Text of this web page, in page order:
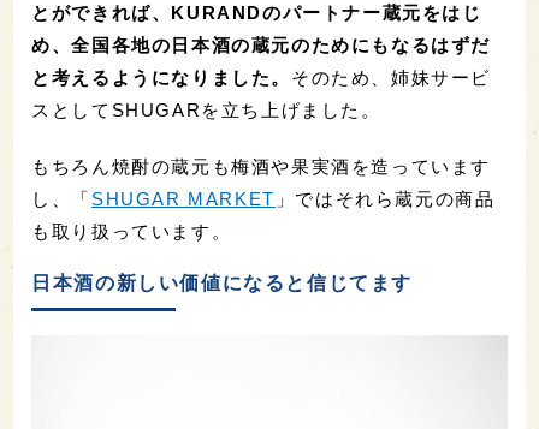
とができれば、KURANDのパートナー蔵元をはじ
め、全国各地の日本酒の蔵元のためにもなるはずだ
と考えるようになりました。 そのため、姉妹サービ
スとしてSHUGARを立ち上げました。
もちろん焼酎の蔵元も梅酒や果実酒を造っています
し、「 SHUGAR MARKET 」ではそれら蔵元の商品
も取り扱っています。
日本酒の新しい価値になると信じてます